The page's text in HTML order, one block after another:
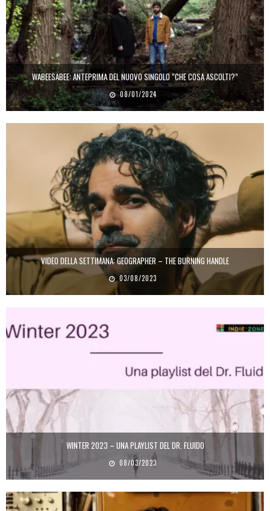
WABEESABEE: ANTEPRIMA DEL NUOVO SINGOLO “CHE COSA ASCOLTI?”
08/01/2024
VIDEO DELLA SETTIMANA: GEOGRAPHER – THE BURNING HANDLE
03/08/2023
WINTER 2023 – UNA PLAYLIST DEL DR. FLUIDO
08/03/2023